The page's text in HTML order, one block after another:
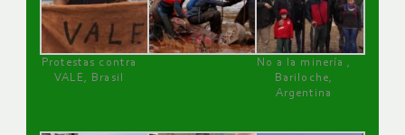
Protestas contra
VALE, Brasil
No a la minería ,
Bariloche,
Argentina